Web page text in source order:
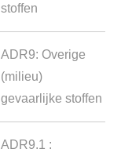
stoffen
ADR9: Overige
(milieu)
gevaarlijke stoffen
ADR9.1 :